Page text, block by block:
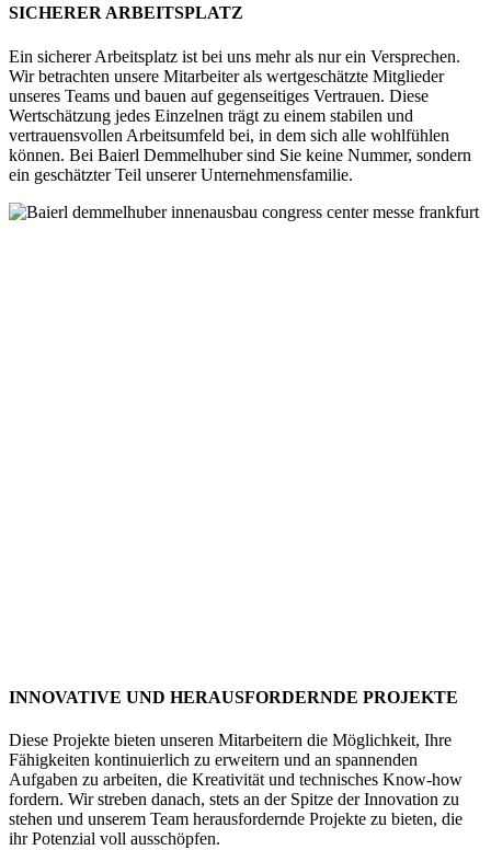
SICHERER ARBEITSPLATZ
Ein sicherer Arbeitsplatz ist bei uns mehr als nur ein Versprechen.
Wir betrachten unsere Mitarbeiter als wertgeschätzte Mitglieder
unseres Teams und bauen auf gegenseitiges Vertrauen. Diese
Wertschätzung jedes Einzelnen trägt zu einem stabilen und
vertrauensvollen Arbeitsumfeld bei, in dem sich alle wohlfühlen
können. Bei Baierl Demmelhuber sind Sie keine Nummer, sondern
ein geschätzter Teil unserer Unternehmensfamilie.
INNOVATIVE UND HERAUSFORDERNDE PROJEKTE
Diese Projekte bieten unseren Mitarbeitern die Möglichkeit, Ihre
Fähigkeiten kontinuierlich zu erweitern und an spannenden
Aufgaben zu arbeiten, die Kreativität und technisches Know-how
fordern. Wir streben danach, stets an der Spitze der Innovation zu
stehen und unserem Team herausfordernde Projekte zu bieten, die
ihr Potenzial voll ausschöpfen.